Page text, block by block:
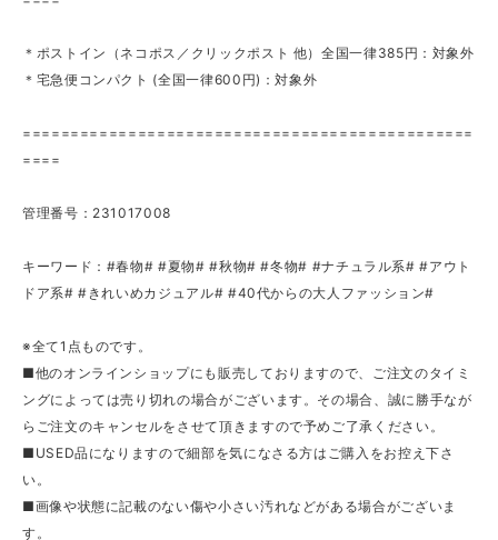
＊ポストイン（ネコポス／クリックポスト 他）全国一律385円：対象外
＊宅急便コンパクト (全国一律600円)：対象外
===============================================
====
管理番号：231017008
キーワード：#春物# #夏物# #秋物# #冬物# #ナチュラル系# #アウト
ドア系# #きれいめカジュアル# #40代からの大人ファッション#
※全て1点ものです。
■他のオンラインショップにも販売しておりますので、ご注文のタイミ
ングによっては売り切れの場合がございます。その場合、誠に勝手なが
らご注文のキャンセルをさせて頂きますので予めご了承ください。
■USED品になりますので細部を気になさる方はご購入をお控え下さ
い。
■画像や状態に記載のない傷や小さい汚れなどがある場合がございま
す。